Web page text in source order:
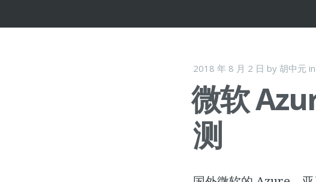
2018 年 8 月 2 日 by 胡中元 in
微软
测